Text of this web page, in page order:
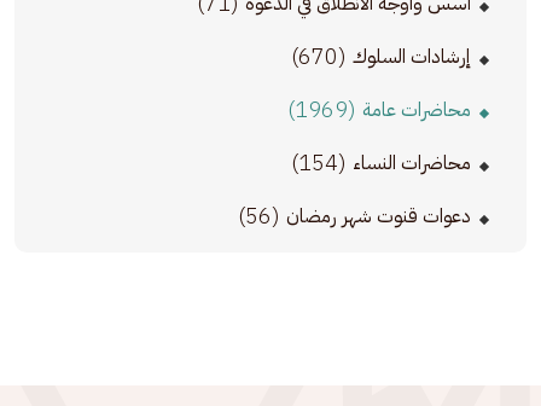
إرشادات السلوك (670)
محاضرات عامة (1969)
محاضرات النساء (154)
دعوات قنوت شهر رمضان (56)